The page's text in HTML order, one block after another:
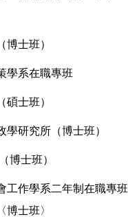
博士班）
學系在職專班
碩士班）
學研究所（博士班）
博士班）
工作學系二年制在職專班
博士班〉